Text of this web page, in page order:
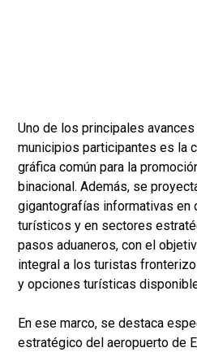
Uno de los principales
municipios participantes es la
gráfica común para la
binacional. Además, se
gigantografías informativas en
turísticos y en sectores
pasos aduaneros, con el
integral a los turistas
y opciones turísticas
En ese marco, se destaca
estratégico del aeropuerto de